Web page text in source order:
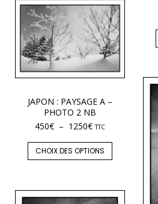
JAPON : PAYSAGE A –
PHOTO 2 NB
450€ – 1250€ TTC
CHOIX DES OPTIONS